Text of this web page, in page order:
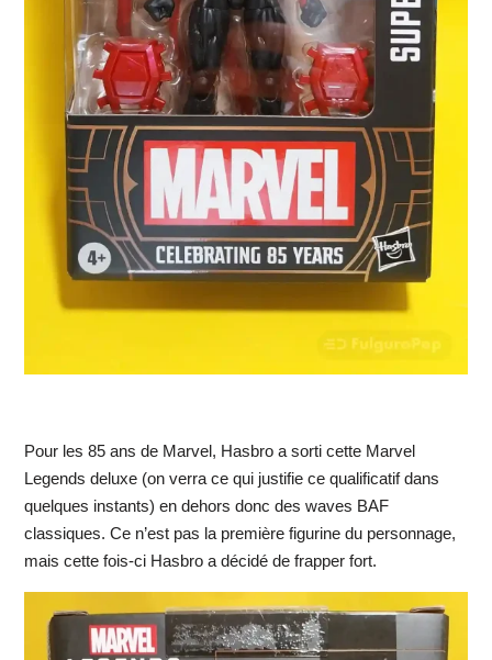
Pour les 85 ans de Marvel, Hasbro a sorti cette Marvel
Legends deluxe (on verra ce qui justifie ce qualificatif dans
quelques instants) en dehors donc des waves BAF
classiques. Ce n’est pas la première figurine du personnage,
mais cette fois-ci Hasbro a décidé de frapper fort.